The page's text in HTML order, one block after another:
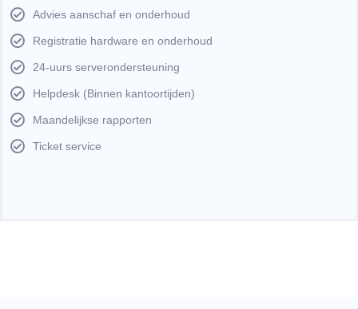
Advies aanschaf en onderhoud
Registratie hardware en onderhoud
24-uurs serverondersteuning
Helpdesk (Binnen kantoortijden)
Maandelijkse rapporten
Ticket service